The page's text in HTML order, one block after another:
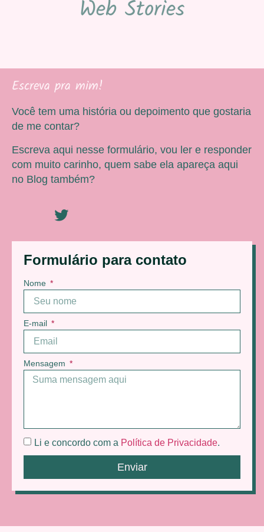
Web Stories
Formulário para contato
Nome
E-mail
Mensagem
Li e concordo com a Política de Privacidade.
Enviar
Escreva pra mim!
Você tem uma história ou depoimento que gostaria
de me contar?
Escreva aqui nesse formulário, vou ler e responder
com muito carinho, quem sabe ela apareça aqui
no Blog também?